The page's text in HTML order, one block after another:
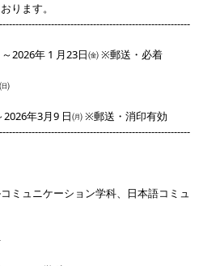
ります。
2026年 1 月23日㈮ ※郵送・必着
年3月9 日㈪ ※郵送・消印有効
ミュニケーション学科、日本語コミュ